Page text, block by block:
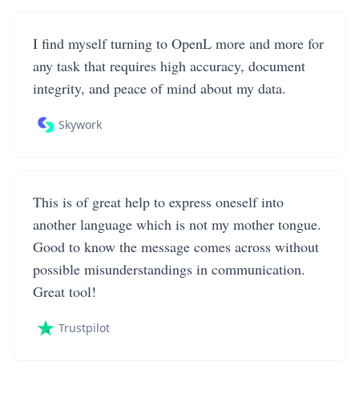
I find myself turning to OpenL more and more for
any task that requires high accuracy, document
integrity, and peace of mind about my data.
Skywork
This is of great help to express oneself into
another language which is not my mother tongue.
Good to know the message comes across without
possible misunderstandings in communication.
Great tool!
Trustpilot